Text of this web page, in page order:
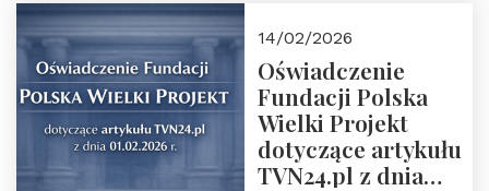
14/02/2026
Oświadczenie
Fundacji Polska
Wielki Projekt
dotyczące artykułu
TVN24.pl z dnia